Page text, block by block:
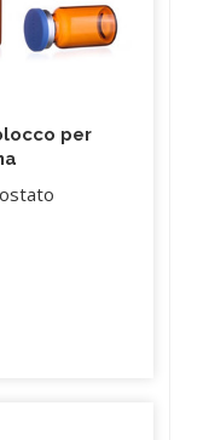
per